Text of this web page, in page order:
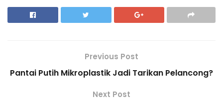
Previous Post
Pantai Putih Mikroplastik Jadi Tarikan Pelancong?
Next Post